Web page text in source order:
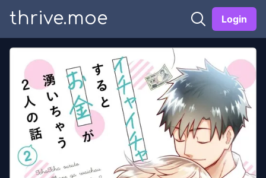
thrive.moe Login